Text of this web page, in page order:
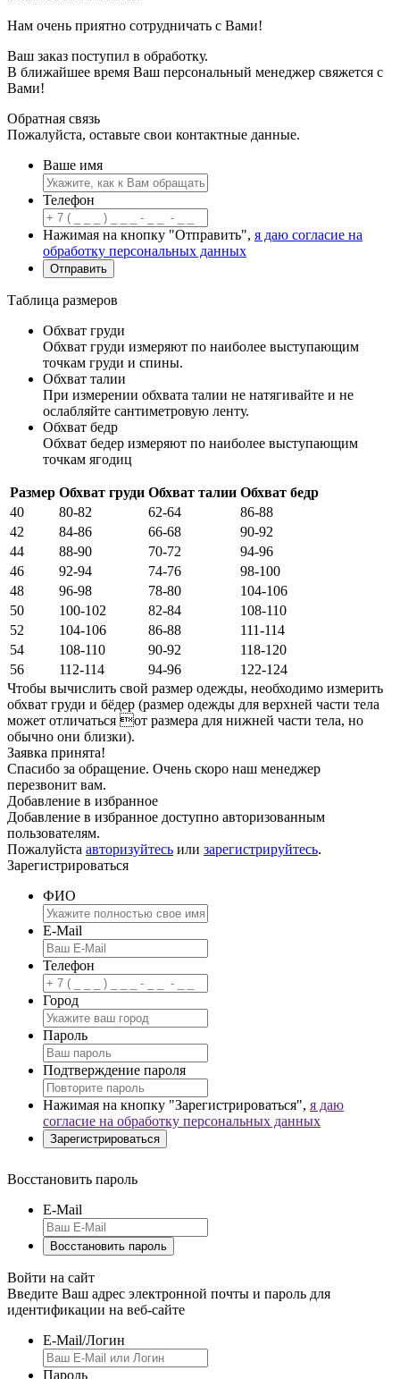
Нам очень приятно сотрудничать с Вами!
Ваш заказ поступил в обработку.
В ближайшее время Ваш персональный менеджер свяжется с
Вами!
Обратная связь
Пожалуйста, оставьте свои контактные данные.
Ваше имя
Телефон
Нажимая на кнопку "Отправить", я даю согласие на
обработку персональных данных
Таблица размеров
Обхват груди
Обхват груди измеряют по наиболее выступающим
точкам груди и спины.
Обхват талии
При измерении обхвата талии не натягивайте и не
ослабляйте сантиметровую ленту.
Обхват бедр
Обхват бедер измеряют по наиболее выступающим
точкам ягодиц
Размер Обхват груди Обхват талии Обхват бедр
40
80-82 62-64
86-88
42
84-86 66-68
90-92
44
88-90 70-72
94-96
46
92-94 74-76
98-100
48
96-98 78-80
104-106
50
100-102 82-84
108-110
52
104-106 86-88
111-114
54
108-110 90-92
118-120
56
112-114 94-96
122-124
Чтобы вычислить свой размер одежды, необходимо измерить
обхват груди и бёдер (размер одежды для верхней части тела
может отличаться от размера для нижней части тела, но
обычно они близки).
Заявка принята!
Спасибо за обращение. Очень скоро наш менеджер
перезвонит вам.
Добавление в избранное
Добавление в избранное доступно авторизованным
пользователям.
Пожалуйста авторизуйтесь или зарегистрируйтесь.
Зарегистрироваться
ФИО
E-Mail
Телефон
Город
Пароль
Подтверждение пароля
Нажимая на кнопку "Зарегистрироваться", я даю
согласие на обработку персональных данных
Восстановить пароль
E-Mail
Войти на сайт
Введите Ваш адрес электронной почты и пароль для
идентификации на веб-сайте
E-Mail/Логин
Пароль